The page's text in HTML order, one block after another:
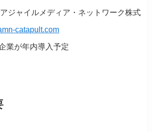
アジャイルメディア・ネットワーク株式
catapult.com
業が年内導入予定